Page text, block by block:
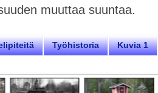
muuttaa suuntaa.
Työhistoria Kuvia 1